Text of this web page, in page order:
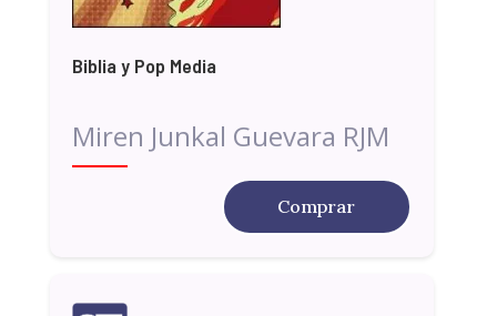
Biblia y Pop Media
Miren Junkal Guevara RJM
Comprar